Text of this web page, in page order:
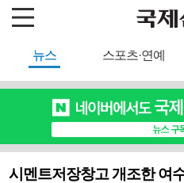
뉴스 스포츠·연예
시멘트저장창고 개조한 여